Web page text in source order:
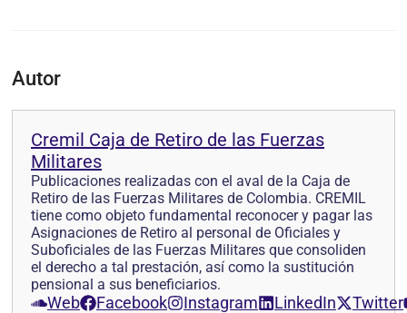
Autor
Cremil Caja de Retiro de las Fuerzas
Militares
Publicaciones realizadas con el aval de la Caja de
Retiro de las Fuerzas Militares de Colombia. CREMIL
tiene como objeto fundamental reconocer y pagar las
Asignaciones de Retiro al personal de Oficiales y
Suboficiales de las Fuerzas Militares que consoliden
el derecho a tal prestación, así como la sustitución
pensional a sus beneficiarios.
Web Facebook Instagram LinkedIn Twitter